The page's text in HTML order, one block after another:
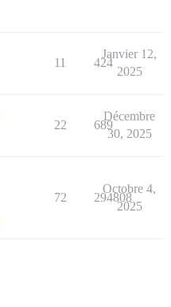
11 424
Janvier 12,
2025
22 689
Décembre
30, 2025
72 294808
Octobre 4,
2025